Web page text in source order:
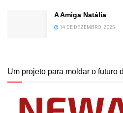
A Amiga Natália
14 DE DEZEMBRO, 2025
Um projeto para moldar o futuro